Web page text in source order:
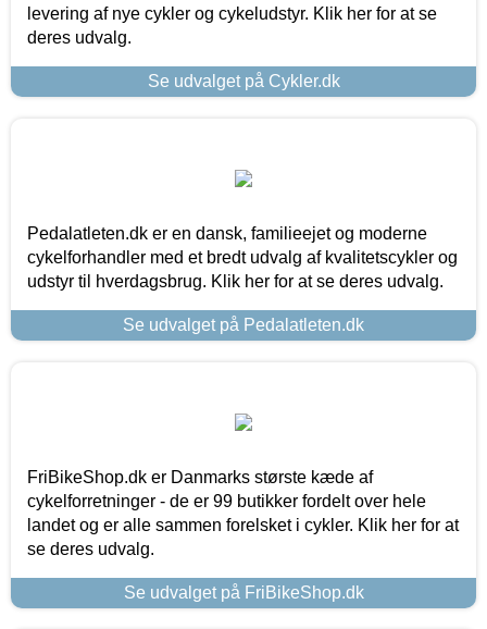
levering af nye cykler og cykeludstyr. Klik her for at se
deres udvalg.
Se udvalget på Cykler.dk
Pedalatleten.dk er en dansk, familieejet og moderne
cykelforhandler med et bredt udvalg af kvalitetscykler og
udstyr til hverdagsbrug. Klik her for at se deres udvalg.
Se udvalget på Pedalatleten.dk
FriBikeShop.dk er Danmarks største kæde af
cykelforretninger - de er 99 butikker fordelt over hele
landet og er alle sammen forelsket i cykler. Klik her for at
se deres udvalg.
Se udvalget på FriBikeShop.dk